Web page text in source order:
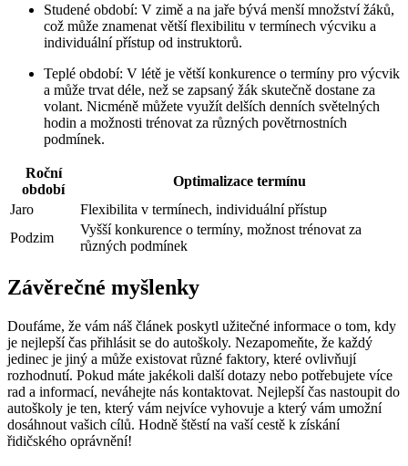
Studené období: V⁢ zimě a ‌na‍ jaře bývá menší množství žáků,
což⁢ může znamenat větší flexibilitu v ⁤termínech výcviku ⁢a‍
individuální ‌přístup od ⁣instruktorů.
Teplé období:⁢ V létě je větší konkurence⁢ o ⁤termíny pro ⁤výcvik
a⁢ může trvat déle, ⁣než se zapsaný žák skutečně‍ dostane za
volant. Nicméně⁤ můžete využít delších denních světelných
hodin a‌ možnosti trénovat za různých ⁣povětrnostních⁤
podmínek.
Roční
období
Optimalizace termínu
Jaro
Flexibilita ‍v termínech, individuální přístup
Podzim
Vyšší‌ konkurence o‌ termíny, možnost trénovat za
různých podmínek
Závěrečné myšlenky
Doufáme, že vám náš článek poskytl užitečné ‌informace o tom,⁣ kdy
je nejlepší čas přihlásit se do autoškoly. Nezapomeňte, ​že každý
jedinec je jiný ⁣a může existovat různé faktory,‌ které ovlivňují
rozhodnutí. Pokud máte jakékoli další​ dotazy nebo potřebujete více
rad a‍ informací,‍ neváhejte nás kontaktovat. Nejlepší čas ‍nastoupit‌ do
autoškoly je ten, který vám⁢ nejvíce vyhovuje a ‍který vám umožní‌
dosáhnout vašich cílů. ⁣Hodně štěstí⁢ na vaší cestě k získání
řidičského oprávnění!